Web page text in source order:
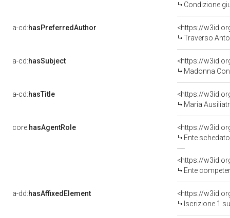
Condizione
a-cd:hasPreferredAuthor
<https://
Traverso
a-cd:hasSubject
<https://
Madonna
a-cd:hasTitle
<https://
Maria
core:hasAgentRole
<https://
Ente schedatore
<https://
Ente competente
a-dd:hasAffixedElement
<https://
Iscrizione 1